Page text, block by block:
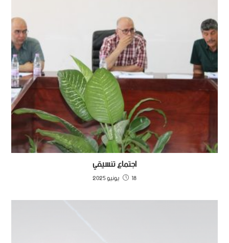
اجتماع تنسيقي
18 يونيو 2025